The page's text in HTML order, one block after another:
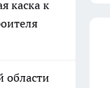
каска к
области